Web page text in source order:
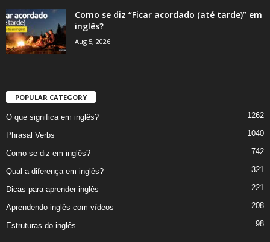
Como se diz “Ficar acordado (até tarde)” em
inglês?
Aug 5, 2026
POPULAR CATEGORY
O que significa em inglês? 1262
Phrasal Verbs 1040
Como se diz em inglês? 742
Qual a diferença em inglês? 321
Dicas para aprender inglês 221
Aprendendo inglês com vídeos 208
Estruturas do inglês 98